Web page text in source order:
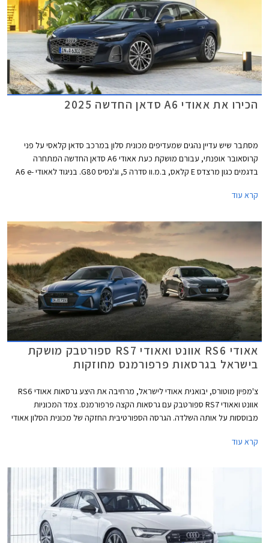
הכירו את אאודי A6 סדאן החדשה 2025
מסתבר שיש עדיין נהגים שמעדיפים מכונית סלון במרכב סדאן קלאסי על פני
קרוסאובר אופנתי, עבורם מושקת כעת אאודי A6 סדאן החדשה המתחרה
בדגמים כגון מרצדס E קלאס, ב.מ.וו סדרה 5, וג'נסיס G80. בניגוד לאאודי A6 e-
ברכבים שונים לגמרי, למרות השם הדומה.
קרא עוד
אאודי RS6 אוונט ואאודי RS7 ספורטבק מושקת
בישראל בגרסאות פרפורמנס מחוזקות
צ'מפיון מוטורס, יבואנית אאודי לישראל, מרחיבה את היצע גרסאות אאודי RS6
אוונט ואאודי RS7 ספורטבק עם גרסאות הקצה פרפורמנס. צמד המכוניות
מבוססות על אותה השלדה. הגרסה הספורטיבית החזקה של מכונית הסלון אאודי
קרא עוד